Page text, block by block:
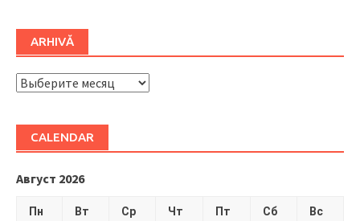
ARHIVĂ
ARHIVĂ
CALENDAR
Август 2026
Пн Вт Ср Чт Пт Сб Вс